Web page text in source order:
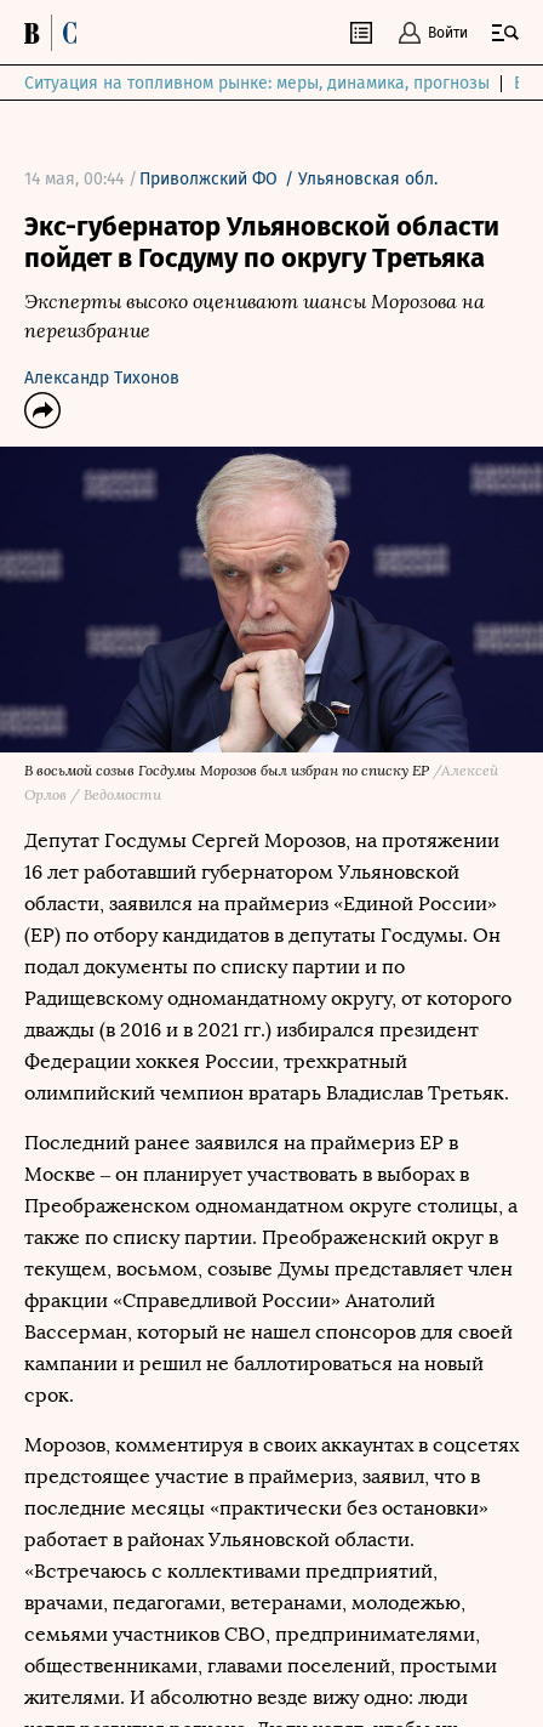
Войти
Ситуация на топливном рынке: меры, динамика, прогнозы
14 мая, 00:44 / Приволжский ФО / Ульяновская обл.
Экс-губернатор Ульяновской области
пойдет в Госдуму по округу Третьяка
Эксперты высоко оценивают шансы Морозова на
переизбрание
Александр Тихонов
В восьмой созыв Госдумы Морозов был избран по списку ЕР /Алексей
Орлов / Ведомости
Депутат Госдумы Сергей Морозов, на протяжении
16 лет работавший губернатором Ульяновской
области, заявился на праймериз «Единой России»
(ЕР) по отбору кандидатов в депутаты Госдумы. Он
подал документы по списку партии и по
Радищевскому одномандатному округу, от которого
дважды (в 2016 и в 2021 гг.) избирался президент
Федерации хоккея России, трехкратный
олимпийский чемпион вратарь Владислав Третьяк.
Последний ранее заявился на праймериз ЕР в
Москве – он планирует участвовать в выборах в
Преображенском одномандатном округе столицы, а
также по списку партии. Преображенский округ в
текущем, восьмом, созыве Думы представляет член
фракции «Справедливой России» Анатолий
Вассерман, который не нашел спонсоров для своей
кампании и решил не баллотироваться на новый
срок.
Морозов, комментируя в своих аккаунтах в соцсетях
предстоящее участие в праймериз, заявил, что в
последние месяцы «практически без остановки»
работает в районах Ульяновской области.
«Встречаюсь с коллективами предприятий,
врачами, педагогами, ветеранами, молодежью,
семьями участников СВО, предпринимателями,
общественниками, главами поселений, простыми
жителями. И абсолютно везде вижу одно: люди